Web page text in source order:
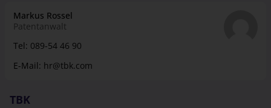
Markus Rossel
Patentanwalt
Tel: 089-54 46 90
E-Mail: hr@tbk.com
TBK